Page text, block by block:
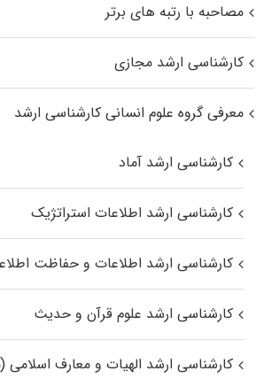
مصاحبه با رتبه های برتر
کارشناسی ارشد مجازی
معرفی گروه علوم انسانی کارشناسی ارشد
کارشناسی ارشد آماد
کارشناسی ارشد اطلاعات استراتژیک
کارشناسی ارشد اطلاعات و حفاظت
کارشناسی ارشد علوم قرآن و حدیث
کارشناسی ارشد الهیات و معارف